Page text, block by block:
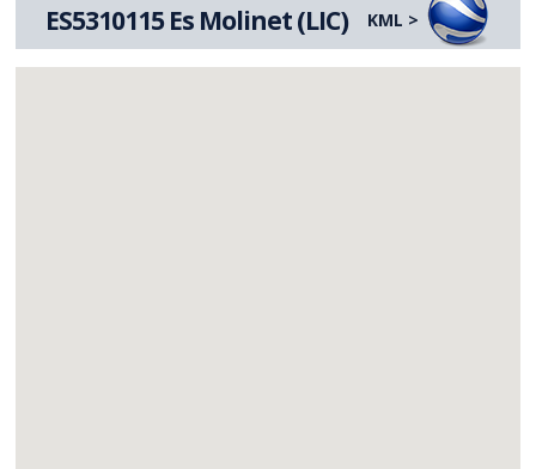
ES5310115 Es Molinet (LIC) KML >